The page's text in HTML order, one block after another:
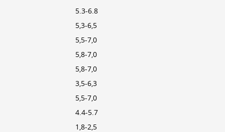
5.3-6.8
5,3-6,5
5,5-7,0
5,8-7,0
5,8-7,0
3,5-6,3
5,5-7,0
4.4-5.7
1,8-2,5